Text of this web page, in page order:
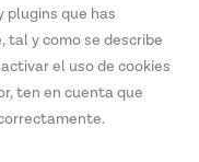
plugins que has
tal y como se describe
el uso de cookies
ten en cuenta que